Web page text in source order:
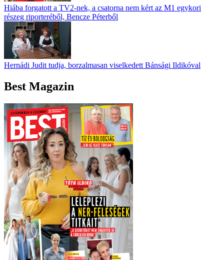
Hiába forgatott a TV2-nek, a csatorna nem kért az M1 egykori
részeg riporteréből, Bencze Péterből
Hernádi Judit tudja, borzalmasan viselkedett Bánsági Ildikóval
Best Magazin